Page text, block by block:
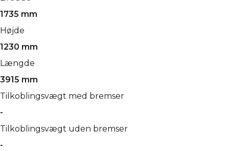
1735 mm
Højde
1230 mm
Længde
3915 mm
Tilkoblingsvægt med bremser
-
Tilkoblingsvægt uden bremser
-